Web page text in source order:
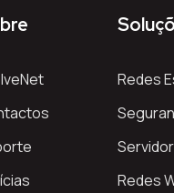
Redes
Redes